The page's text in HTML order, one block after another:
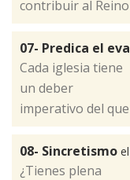
contribuir al
07- Predica el
Cada iglesia tiene
un deber
imperativo del
08- Sincretismo
¿Tienes plena